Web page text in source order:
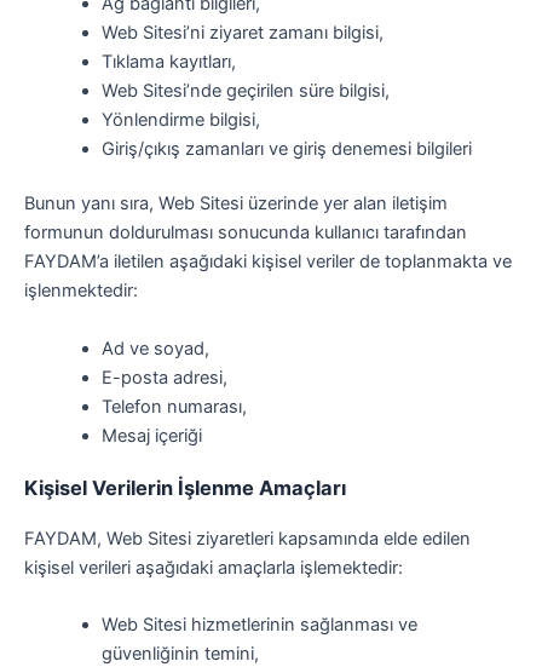
Web Sitesi’ni ziyaret zamanı bilgisi,
Tıklama kayıtları,
Web Sitesi’nde geçirilen süre bilgisi,
Yönlendirme bilgisi,
Giriş/çıkış zamanları ve giriş denemesi bilgileri
Bunun yanı sıra, Web Sitesi üzerinde yer alan iletişim
formunun doldurulması sonucunda kullanıcı tarafından
FAYDAM’a iletilen aşağıdaki kişisel veriler de toplanmakta ve
işlenmektedir:
Ad ve soyad,
E-posta adresi,
Telefon numarası,
Mesaj içeriği
Kişisel Verilerin İşlenme Amaçları
FAYDAM, Web Sitesi ziyaretleri kapsamında elde edilen
kişisel verileri aşağıdaki amaçlarla işlemektedir:
Web Sitesi hizmetlerinin sağlanması ve
güvenliğinin temini,